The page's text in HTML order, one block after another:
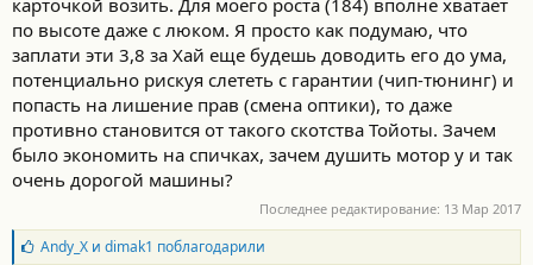
карточкой возить. Для моего роста (184) вполне хватает
по высоте даже с люком. Я просто как подумаю, что
заплати эти 3,8 за Хай еще будешь доводить его до ума,
потенциально рискуя слететь с гарантии (чип-тюнинг) и
попасть на лишение прав (смена оптики), то даже
противно становится от такого скотства Тойоты. Зачем
было экономить на спичках, зачем душить мотор у и так
очень дорогой машины?
Последнее редактирование: 13 Мар 2017
Б
Andy_Xи dimak1 поблагодарили